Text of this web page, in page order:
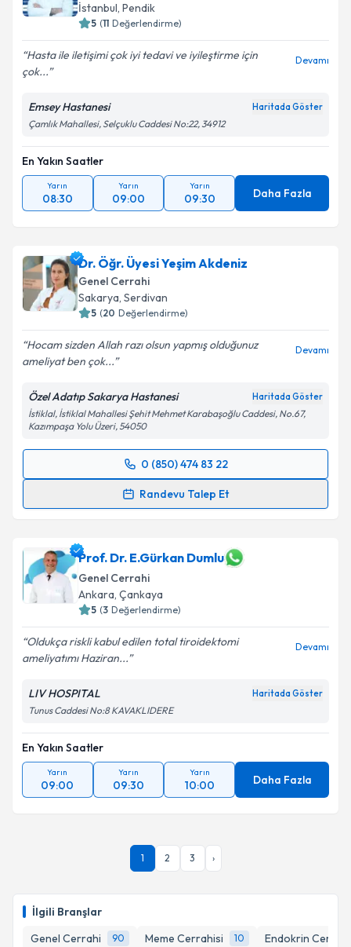
İlgili Branşlar
Genel Cerrahi
90 Meme Cerrahisi 10 Endokrin
İstanbul, Pendik
5 (11 Değerlendirme)
Hasta ile iletişimi çok iyi tedavi ve iyileştirme için
çok...
Devamı
Emsey Hastanesi Haritada Göster
Çamlık Mahallesi, Selçuklu Caddesi No:22, 34912
En Yakın Saatler
Yarın
08:30
Yarın
09:00
Yarın
09:30 Daha Fazla
Dr. Öğr. Üyesi Yeşim Akdeniz
Genel Cerrahi
Sakarya, Serdivan
5 (20 Değerlendirme)
Hocam sizden Allah razı olsun yapmış olduğunuz
ameliyat ben çok...
Devamı
Özel Adatıp Sakarya Hastanesi Haritada Göster
İstiklal, İstiklal Mahallesi Şehit Mehmet Karabaşoğlu Caddesi, No.67,
Kazımpaşa Yolu Üzeri, 54050
0 (850) 474 83 22
Randevu Talep Et
Randevu Takvimi Talebi
için bir takvim hazırlandığında e-posta ile
bilgilendireceğiz.
E-posta Adresiniz
Metni
'ni okudum ve kişisel verilerimin belirtilen
kapsamda işlenmesini kabul ediyorum.
Takvim Talebini Gönder
Prof. Dr. E.Gürkan Dumlu
Genel Cerrahi
Ankara, Çankaya
5 (3 Değerlendirme)
Oldukça riskli kabul edilen total tiroidektomi
ameliyatımı Haziran...
Devamı
LIV HOSPITAL Haritada Göster
Tunus Caddesi No:8 KAVAKLIDERE
En Yakın Saatler
Yarın
09:00
Yarın
09:30
Yarın
10:00 Daha Fazla
1 2 3 ›